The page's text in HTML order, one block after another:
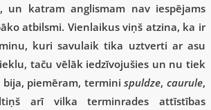
un katram anglismam nav iespējams
atbilsmi. Vienlaikus viņš atzina, ka ir
kuri savulaik tika uztverti ar asu
taču vēlāk iedzīvojušies un nu tiek
bija, piemēram, terminispuldze,caurule,
arī vilka terminrades attīstības